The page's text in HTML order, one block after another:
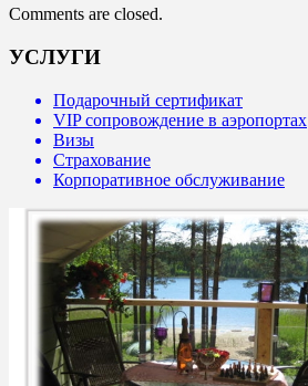
Comments are closed.
УСЛУГИ
Подарочный сертификат
VIP сопровождение в аэропортах
Визы
Страхование
Корпоративное обслуживание